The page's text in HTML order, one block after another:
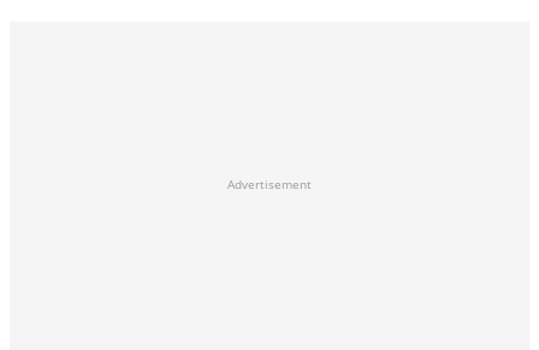
Advertisement